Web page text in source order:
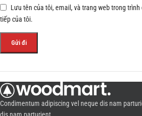
Lưu tên của tôi, email, và trang web trong
tiếp của tôi.
Condimentum adipiscing vel neque dis nam
dis nam parturient.